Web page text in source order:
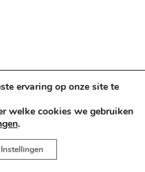
ervaring op onze site te
welke cookies we gebruiken
.
Instellingen